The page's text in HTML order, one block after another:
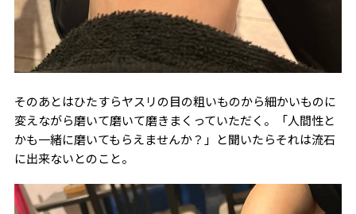
そのあとはひたすらヤスリの目の粗いものから細かいものに
変えながら磨いて磨いて磨きまくっていただく。「人間性と
かも一緒に磨いてもらえませんか？」と聞いたらそれは流石
に出来ないとのこと。